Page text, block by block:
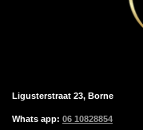
Ligusterstraat 23, Borne
Whats app: 06 10828854